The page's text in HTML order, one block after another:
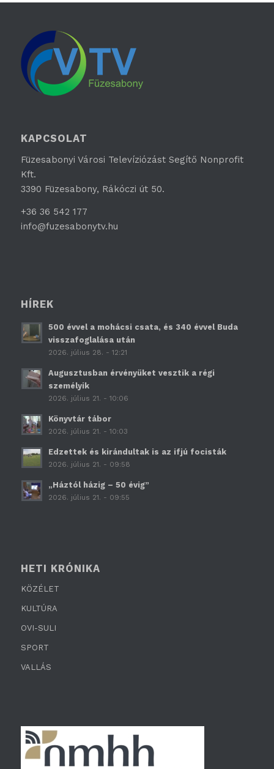
KAPCSOLAT
Füzesabonyi Városi Televíziózást Segítő Nonprofit
Kft.
3390 Füzesabony, Rákóczi út 50.
+36 36 542 177
info@fuzesabonytv.hu
HÍREK
500 évvel a mohácsi csata, és 340 évvel Buda
visszafoglalása után
2026. július 28. - 12:21
Augusztusban érvényüket vesztik a régi
személyik
2026. július 21. - 10:06
Könyvtár tábor
2026. július 21. - 10:03
Edzettek és kirándultak is az ifjú focisták
2026. július 21. - 09:58
„Háztól házig – 50 évig”
2026. július 21. - 09:55
HETI KRÓNIKA
KÖZÉLET
KULTÚRA
OVI-SULI
SPORT
VALLÁS